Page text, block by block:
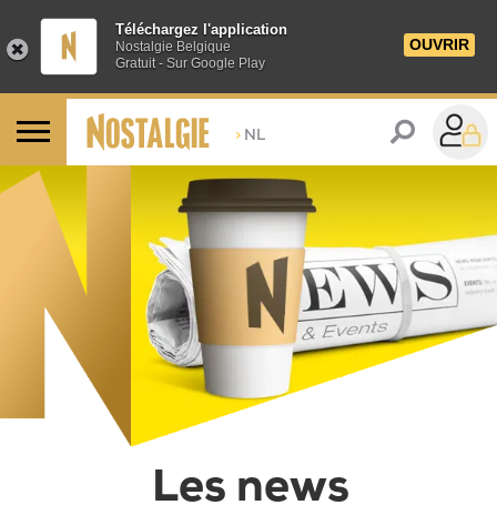
Téléchargez l'application
Nostalgie Belgique
Gratuit - Sur Google Play
OUVRIR
> NL
Les dernières news
Les news